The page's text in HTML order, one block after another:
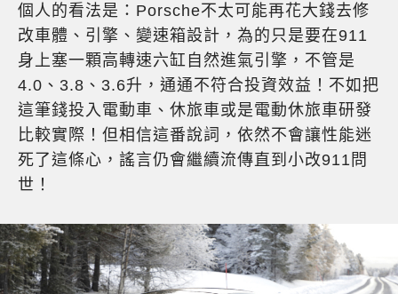
個人的看法是：Porsche不太可能再花大錢去修
改車體、引擎、變速箱設計，為的只是要在911
身上塞一顆高轉速六缸自然進氣引擎，不管是
4.0、3.8、3.6升，通通不符合投資效益！不如把
這筆錢投入電動車、休旅車或是電動休旅車研發
比較實際！但相信這番說詞，依然不會讓性能迷
死了這條心，謠言仍會繼續流傳直到小改911問
世！